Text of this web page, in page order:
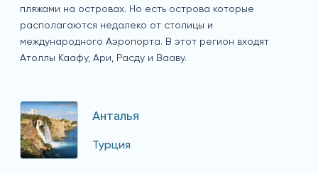
пляжами на островах. Но есть острова которые
располагаются недалеко от столицы и
международного Аэропорта. В этот регион входят
Атоллы Каафу, Ари, Расду и Вааву.
Анталья
Турция